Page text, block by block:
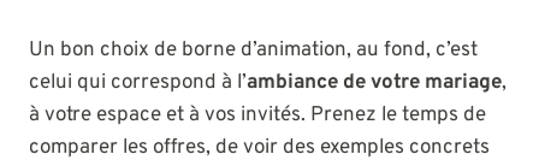
Un bon choix de borne d’animation, au fond, c’est
celui qui correspond à l’ambiance de votre mariage,
à votre espace et à vos invités. Prenez le temps de
comparer les offres, de voir des exemples concrets